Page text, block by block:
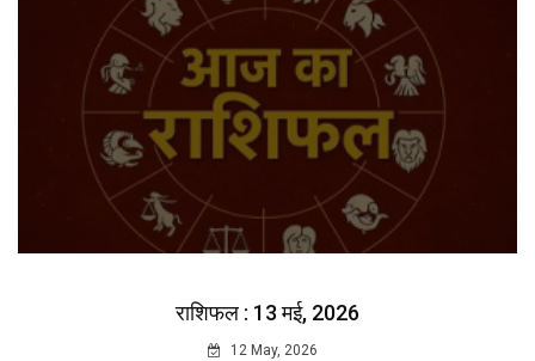
राशिफल : 13 मई, 2026
12 May, 2026